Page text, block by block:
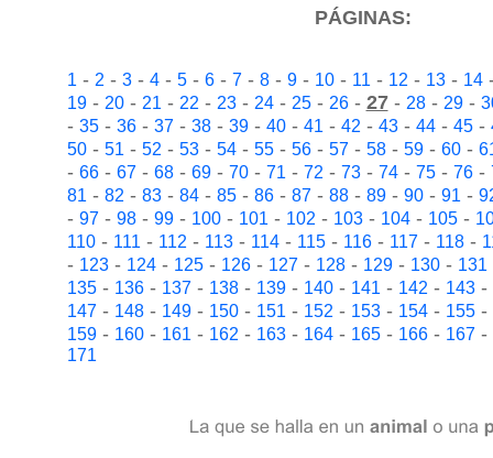
PÁGINAS:
1- 2- 3- 4- 5- 6- 7- 8- 9- 10- 11- 12- 13- 14
19- 20- 21- 22- 23- 24- 25- 26- 27- 28- 29-
- 35- 36- 37- 38- 39- 40- 41- 42- 43- 44- 45-
50- 51- 52- 53- 54- 55- 56- 57- 58- 59- 60-
- 66- 67- 68- 69- 70- 71- 72- 73- 74- 75- 76-
81- 82- 83- 84- 85- 86- 87- 88- 89- 90- 91-
- 97- 98- 99- 100- 101- 102- 103- 104- 105-
110- 111- 112- 113- 114- 115- 116- 117- 118-
- 123- 124- 125- 126- 127- 128- 129- 130- 131
135- 136- 137- 138- 139- 140- 141- 142- 143-
147- 148- 149- 150- 151- 152- 153- 154- 155-
159- 160- 161- 162- 163- 164- 165- 166- 167-
171